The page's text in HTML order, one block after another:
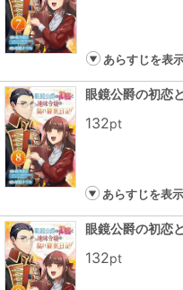
あらすじを表
眼鏡公爵の初恋
132pt
あらすじを表
眼鏡公爵の初恋
132pt